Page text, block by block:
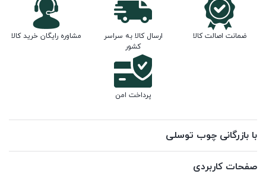
ضمانت اصالت کالا
ارسال کالا به سراسر
کشور
مشاوره رایگان خرید کالا
پرداخت امن
با بازرگانی چوب توسلی
صفحات کاربردی